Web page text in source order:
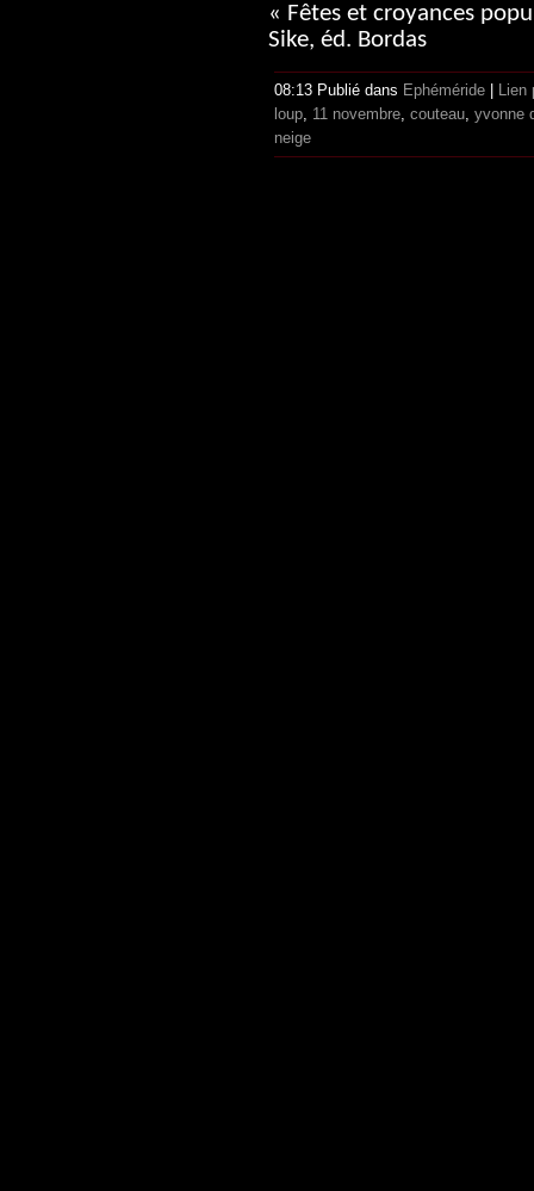
« Fêtes et croyances
Sike, éd. Bordas
08:13 Publié dans Ephéméride
Lien
loup, 11 novembre, couteau, yvonne
neige